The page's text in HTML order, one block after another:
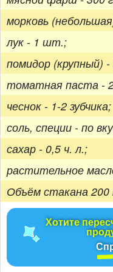
морковь
лук - 1 шт.;
помидор (крупный)
томатная паста -
чеснок - 1-2 зубчика;
соль, специи - по
сахар - 0,5 ч. л.;
растительное
Объём стакана 200
Хотите